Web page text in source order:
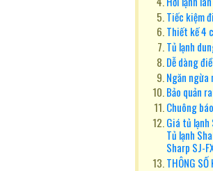
Tiếc kiệm
Thiết kế 4
Tủ lạnh
Dễ dàng
Ngăn ngừa
Bảo quản
Chuông
Giá tủ lạnh
Tủ lạnh
Sharp SJ-
THÔNG